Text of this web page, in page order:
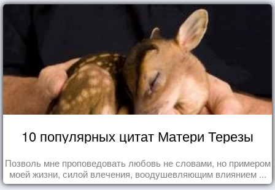
10 популярных цитат Матери Терезы
Позволь мне проповедовать любовь не словами, но примером
моей жизни, силой влечения, воодушевляющим влиянием ...